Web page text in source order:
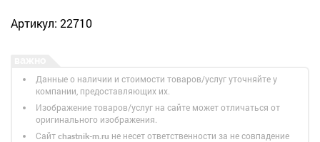
Артикул: 22710
Данные о наличии и стоимости товаров/услуг уточняйте у
компании, предоставляющих их.
Изображение товаров/услуг на сайте может отличаться от
оригинального изображения.
Сайт chastnik-m.ru не несет ответственности за не совпадение